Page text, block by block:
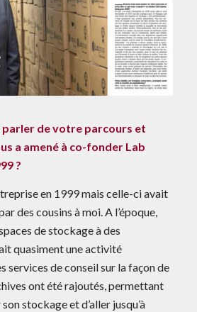
parler de votre parcours et
a amené à co-fonder Lab
?
en 1999 mais celle-ci avait
des cousins à moi. A l’époque,
de stockage à des
quasiment une activité
services de conseil sur la façon de
ont été rajoutés, permettant
stockage et d’aller jusqu’à